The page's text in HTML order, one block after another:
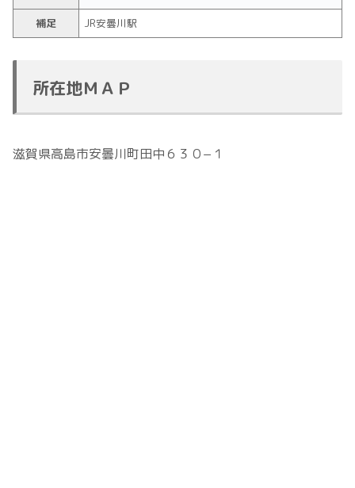
補足
JR安曇川駅
所在地ＭＡＰ
滋賀県高島市安曇川町田中６３０−１